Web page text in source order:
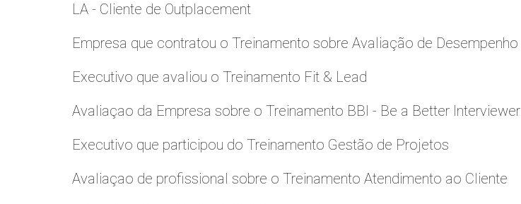
LA - Cliente de Outplacement
Empresa que contratou o Treinamento sobre Avaliação de Desempenho
Executivo que avaliou o Treinamento Fit & Lead
Avaliaçao da Empresa sobre o Treinamento BBI - Be a Better Interviewer
Executivo que participou do Treinamento Gestão de Projetos
Avaliaçao de profissional sobre o Treinamento Atendimento ao Cliente